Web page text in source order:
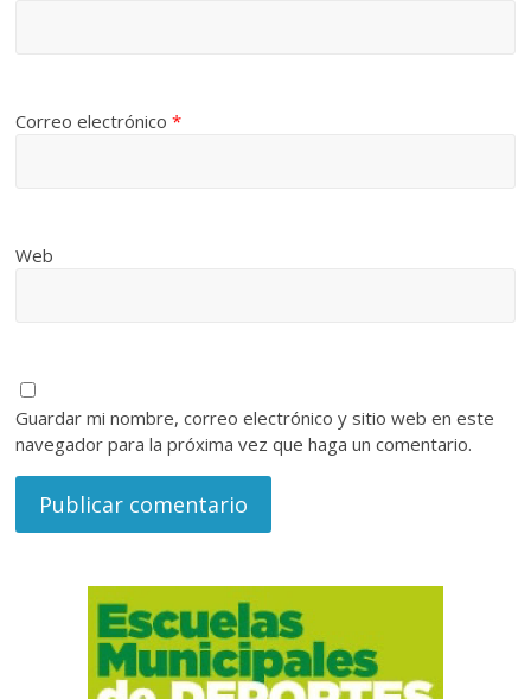
Correo electrónico*
Web
Guardar mi nombre, correo electrónico y sitio web en este
navegador para la próxima vez que haga un comentario.